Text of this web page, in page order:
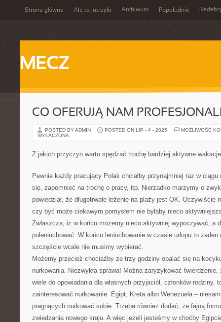
Strona główna Ale to już było Archiwum Popołudnie
MECZ
CO OFERUJĄ NAM
POSTED BY ADMIN POSTED ON LIP - 4 - 2025
MOŻLIWOŚĆ
WYŁĄCZONA
Z jakich przyczyn warto spędzać trochę bardziej aktywne
Pewnie każdy pracujący Polak chciałby przynajmniej raz w
się, zapomnieć na trochę o pracy, itp. Nierzadko marzymy o
powiedział, że długotrwałe leżenie na plaży jest OK. Oczywiście
czy być może ciekawym pomysłem nie byłaby nieco
Zwłaszcza, iż w końcu możemy nieco aktywniej wypoczywać, a
poleniuchować. W końcu leniuchowanie w czasie urlopu to
szczęście wcale nie musimy wybierać.
Możemy przecież chociażby ze trzy godziny opalać się na
nurkowania. Niezwykła sprawa! Można zaryzykować
wiele do opowiadania dla własnych przyjaciół, członków rodziny,
zainteresować nurkowanie. Egipt, Kreta albo Wenezuela –
pragnących nurkować sobie. Trzeba również dodać, że fajną
zwiedzania nowego kraju. A więc jeżeli jesteśmy w choćby